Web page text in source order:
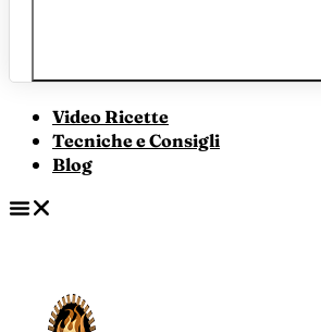
Video Ricette
Tecniche e Consigli
Blog